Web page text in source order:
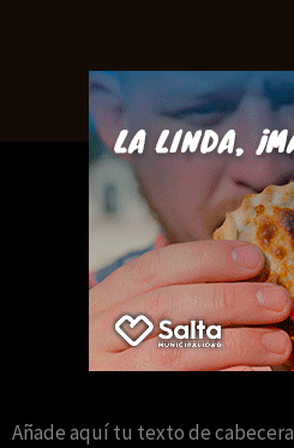
Añade aquí tu texto de cabecera